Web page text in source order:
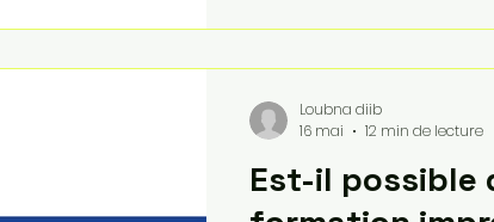
traduire fidèlement vos
objets physiques sans
Est-il possible
Loubna diib
16 mai
12 min de lecture